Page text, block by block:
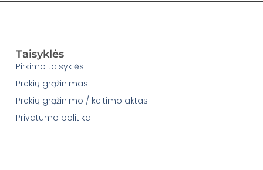
Taisyklės
Pirkimo taisyklės
Prekių grąžinimas
Prekių grąžinimo / keitimo aktas
Privatumo politika